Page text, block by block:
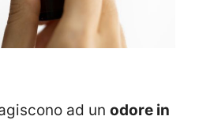
ad un odore in